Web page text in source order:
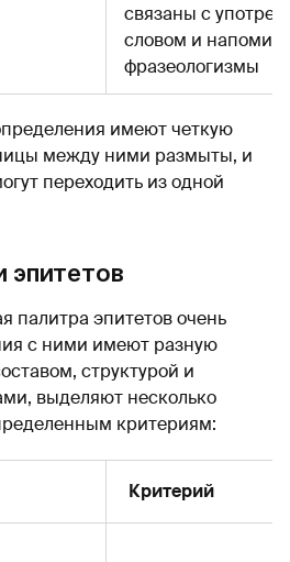
связаны с
словом и
фразеологизмы
имеют четкую
между ними размыты, и
переходить из одной
эпитетов
палитра эпитетов очень
с ними имеют разную
структурой и
выделяют несколько
критериям:
Критерий